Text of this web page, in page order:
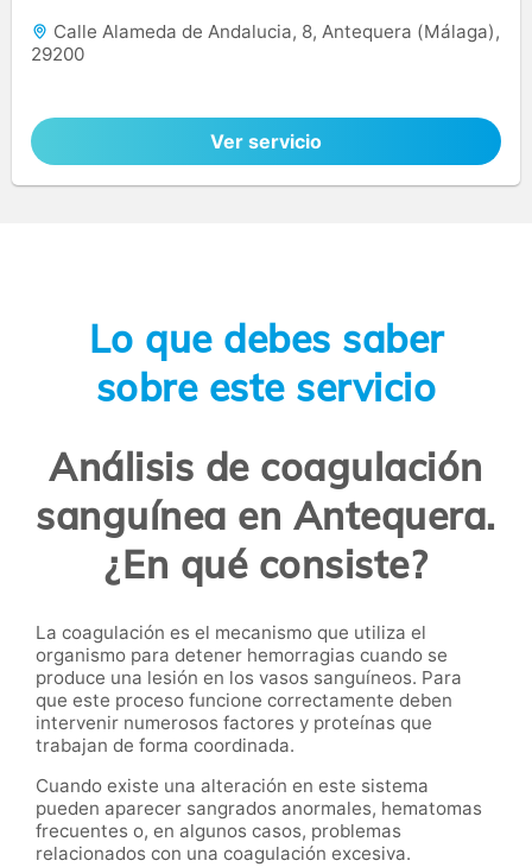
Calle Alameda de Andalucia, 8, Antequera (Málaga),
29200
Ver servicio
Lo que debes saber
sobre este servicio
Análisis de coagulación
sanguínea en Antequera.
¿En qué consiste?
La coagulación es el mecanismo que utiliza el
organismo para detener hemorragias cuando se
produce una lesión en los vasos sanguíneos. Para
que este proceso funcione correctamente deben
intervenir numerosos factores y proteínas que
trabajan de forma coordinada.
Cuando existe una alteración en este sistema
pueden aparecer sangrados anormales, hematomas
frecuentes o, en algunos casos, problemas
relacionados con una coagulación excesiva.